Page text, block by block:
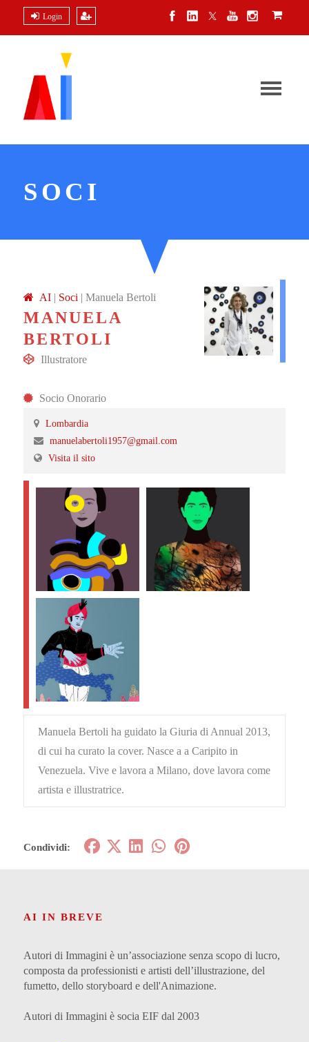
Login
SOCI
AI | Soci | Manuela Bertoli
MANUELA
BERTOLI
Illustratore
Socio Onorario
Lombardia
manuelabertoli1957@gmail.com
Visita il sito
Manuela Bertoli ha guidato la Giuria di Annual 2013,
di cui ha curato la cover. Nasce a a Caripito in
Venezuela. Vive e lavora a Milano, dove lavora come
artista e illustratrice.
Condividi:
AI IN BREVE
Autori di Immagini è un’associazione senza scopo di lucro,
composta da professionisti e artisti dell’illustrazione, del
fumetto, dello storyboard e dell'Animazione.
Autori di Immagini è socia EIF dal 2003